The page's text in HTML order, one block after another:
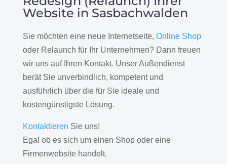
Website in Sasbachwalden
Sie möchten eine neue Internetseite, Online Shop
oder Relaunch für Ihr Unternehmen? Dann freuen
wir uns auf Ihren Kontakt. Unser Außendienst
berät Sie unverbindlich, kompetent und
ausführlich über die für Sie ideale und
kostengünstigste Lösung.
Kontaktieren Sie uns!
Egal ob es sich um einen Shop oder eine
Firmenwebsite handelt.